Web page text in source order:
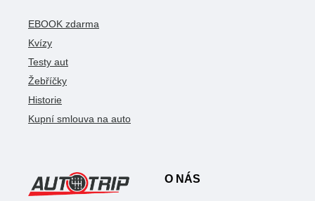
EBOOK zdarma
Kvízy
Testy aut
Žebříčky
Historie
Kupní smlouva na auto
O NÁS